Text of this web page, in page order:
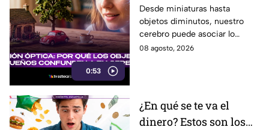
0:53
nos parecen tan
adorables
Desde miniaturas hasta
objetos diminutos, nuestro
cerebro puede asociar lo
pequeño con ternura,
08 agosto, 2026
¿En qué se te va el
dinero? Estos son los